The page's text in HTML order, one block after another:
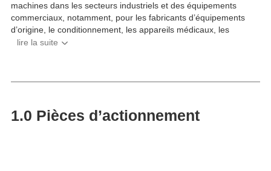
machines dans les secteurs industriels et des équipements
commerciaux, notamment, pour les fabricants d’équipements
d’origine, le conditionnement, les appareils médicaux, les
1.0 Pièces d’actionnement